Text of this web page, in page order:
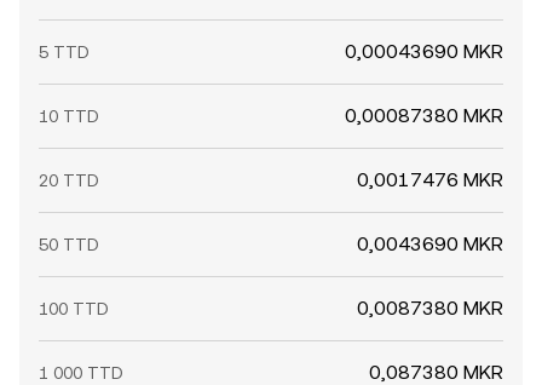
5 TTD 0,00043690 MKR
10 TTD 0,00087380 MKR
20 TTD 0,0017476 MKR
50 TTD 0,0043690 MKR
100 TTD 0,0087380 MKR
1 000 TTD 0,087380 MKR